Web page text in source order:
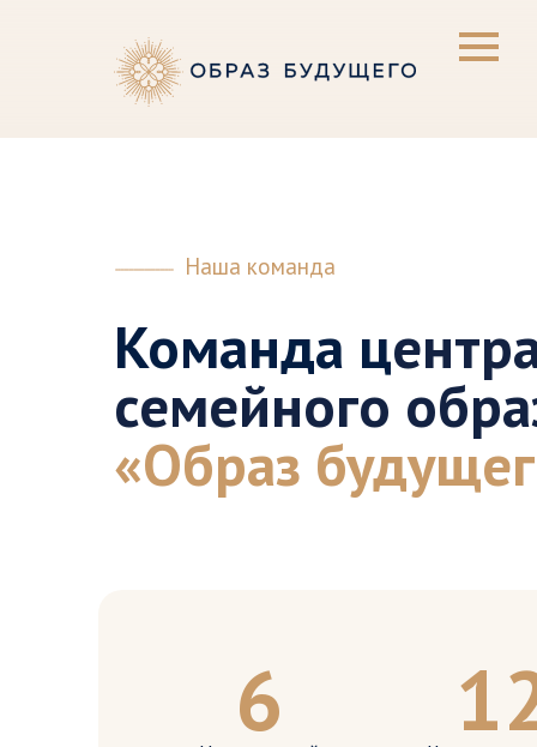
Это пространство, где ребёнок растёт в
Команда ц
семейного
«Образ
Наша команда
6